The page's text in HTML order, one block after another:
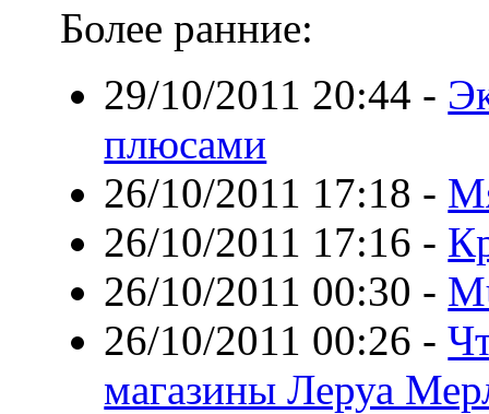
Более ранние:
29/10/2011 20:44 -
плюсами
26/10/2011 17:18 -
26/10/2011 17:16 -
26/10/2011 00:30 -
26/10/2011 00:26 -
магазины Леруа